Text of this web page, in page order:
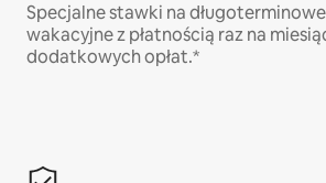
Specjalne stawki na
wakacyjne z płatnością raz na
dodatkowych opłat.*